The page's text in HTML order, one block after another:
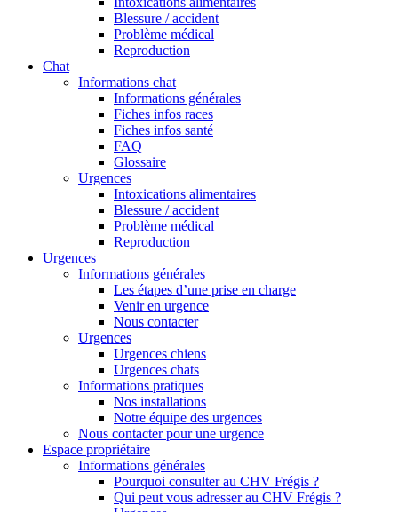
Blessure / accident
Problème médical
Reproduction
Chat
Informations chat
Informations générales
Fiches infos races
Fiches infos santé
FAQ
Glossaire
Urgences
Intoxications alimentaires
Blessure / accident
Problème médical
Reproduction
Urgences
Informations générales
Les étapes d’une prise en charge
Venir en urgence
Nous contacter
Urgences
Urgences chiens
Urgences chats
Informations pratiques
Nos installations
Notre équipe des urgences
Nous contacter pour une urgence
Espace propriétaire
Informations générales
Pourquoi consulter au CHV Frégis ?
Qui peut vous adresser au CHV Frégis ?